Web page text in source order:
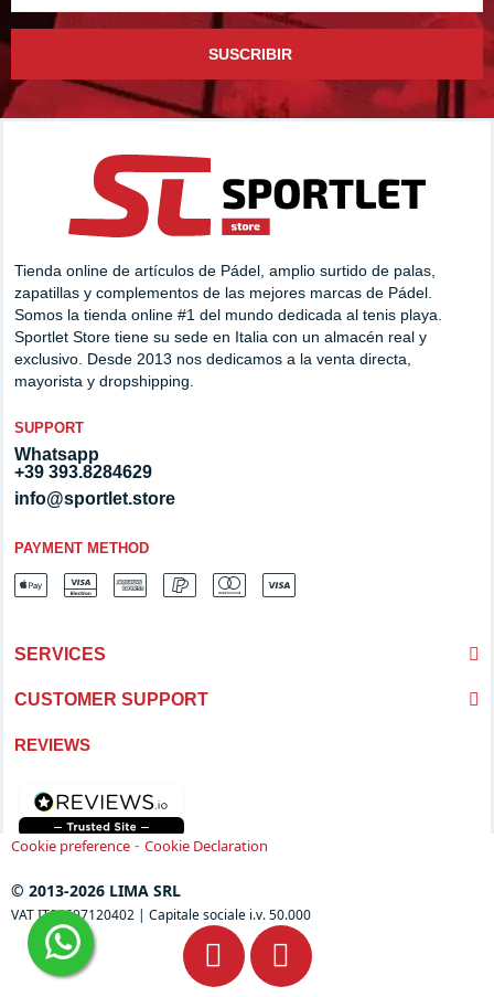
SUSCRIBIR
Tienda online de artículos de Pádel, amplio surtido de palas,
zapatillas y complementos de las mejores marcas de Pádel.
Somos la tienda online #1 del mundo dedicada al tenis playa.
Sportlet Store tiene su sede en Italia con un almacén real y
exclusivo. Desde 2013 nos dedicamos a la venta directa,
mayorista y dropshipping.
SUPPORT
Whatsapp
+39 393.8284629
info@sportlet.store
PAYMENT METHOD
SERVICES
CUSTOMER SUPPORT
REVIEWS
Cookie preference - Cookie Declaration
© 2013-2026 LIMA SRL
VAT IT04697120402 | Capitale sociale i.v. 50.000